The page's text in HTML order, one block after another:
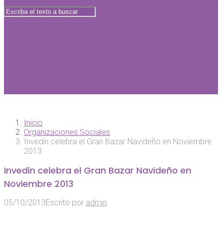
Inicio
Organizaciones Sociales
Invedin celebra el Gran Bazar Navideño en Noviembre
2013
Invedin celebra el Gran Bazar Navideño en
Noviembre 2013
05/10/2013Escrito por admin